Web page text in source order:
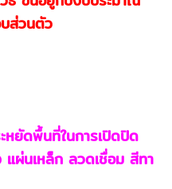
ส่วนตัว
หยัดพื้นที่ในการเปิดปิด
ผ่นเหล็ก ลวดเชื่อม สีทา